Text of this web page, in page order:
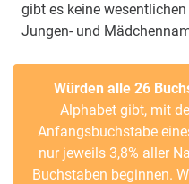
gibt es keine
Jungen- und
Würden alle 26
Alphabet gibt, mit
Anfangsbuchstabe
nur jeweils 3,8% aller
Buchstaben beginnen.